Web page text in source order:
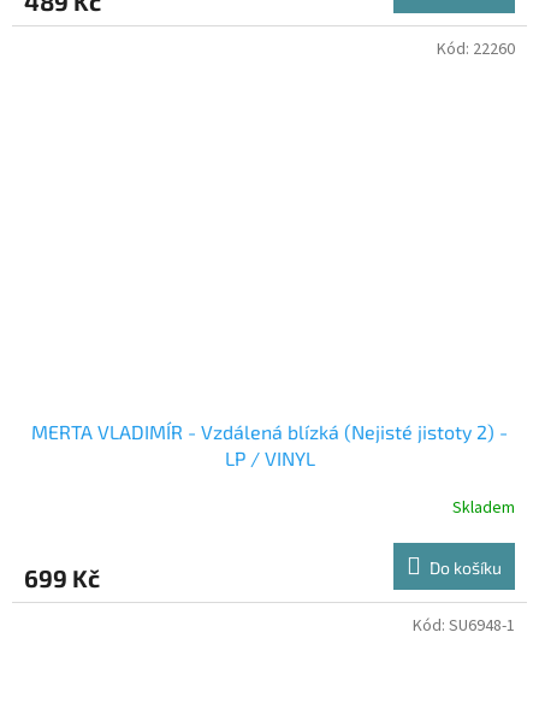
MERTA VLADIMÍR - Vzdálená blízká (Nejisté jistoty 2) -
LP / VINYL
Skladem
699 Kč Do košíku
Kód: 22260
Kód: SU6948-1